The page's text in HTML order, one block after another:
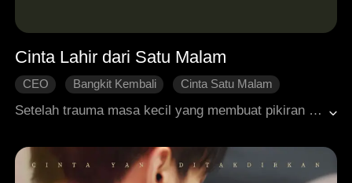
Cinta Lahir dari Satu Malam
CEO Bangkit Kembali
Cinta Satu Malam
Setelah trauma masa kecil yang membuat pikiran Grace tetap seperti anak-anak, dia diberi obat oleh Lincoln tanpa sepengetahuannya dan secara tak terduga terlibat dengan ayah Lincoln, Jayden. Saat mengetahui kehamilannya, Jayden membawanya pulang dan kehidupan bersama mereka pun dimulai. Grace kemudian berangsur pulih kesadarannya, mengungkap kebenaran, dan akhirnya menikah dengan Jayden.